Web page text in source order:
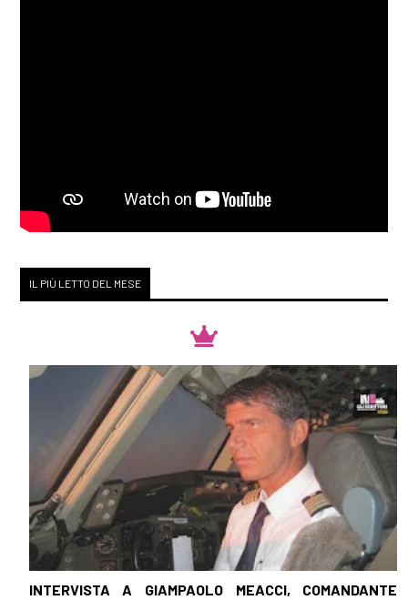
IL PIÙ LETTO DEL MESE
INTERVISTA A GIAMPAOLO MEACCI, COMANDANTE